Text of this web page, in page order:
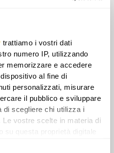
trattiamo i vostri dati
numero IP, utilizzando
memorizzare e accedere
al fine di
personalizzati, misurare
il pubblico e sviluppare
di scegliere chi utilizza i
vostre scelte in materia di
su questa proprietà digitale
contro solo due
petrolifere russe
la produzione e
russo locale e
avvertono di
del PIL dal